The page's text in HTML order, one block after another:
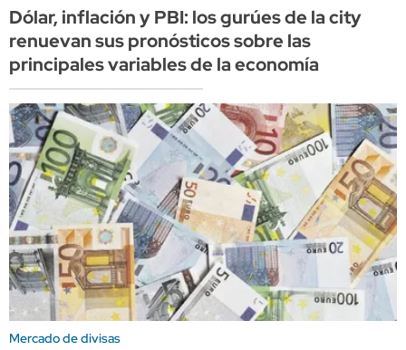
Dólar, inflación y PBI: los gurúes de la city
renuevan sus pronósticos sobre las
principales variables de la economía
Mercado de divisas